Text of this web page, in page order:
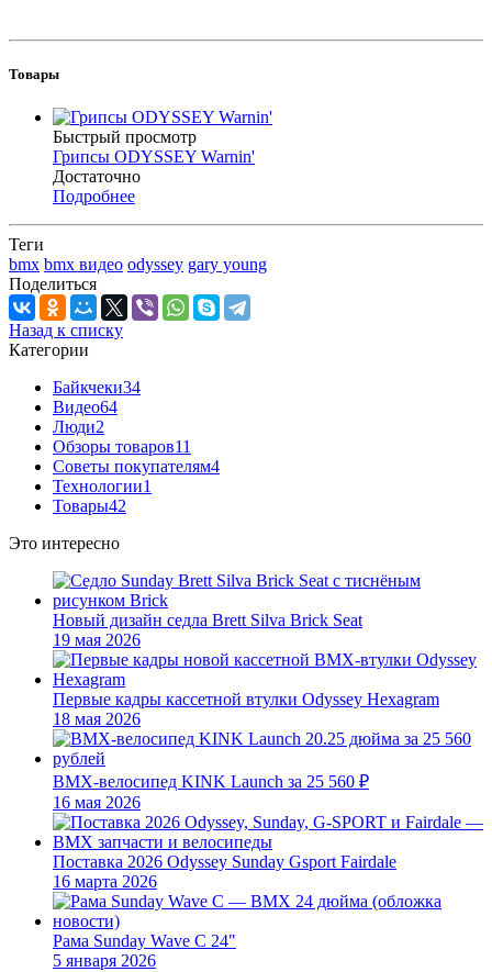
Товары
Быстрый просмотр
Грипсы ODYSSEY Warnin'
Достаточно
Подробнее
Теги
bmx bmx видео odyssey gary young
Поделиться
Назад к списку
Категории
Байкчеки34
Видео64
Люди2
Обзоры товаров11
Советы покупателям4
Технологии1
Товары42
Это интересно
Новый дизайн седла Brett Silva Brick Seat
19 мая 2026
Первые кадры кассетной втулки Odyssey Hexagram
18 мая 2026
BMX-велосипед KINK Launch за 25 560 ₽
16 мая 2026
Поставка 2026 Odyssey Sunday Gsport Fairdale
16 марта 2026
Рама Sunday Wave C 24"
5 января 2026